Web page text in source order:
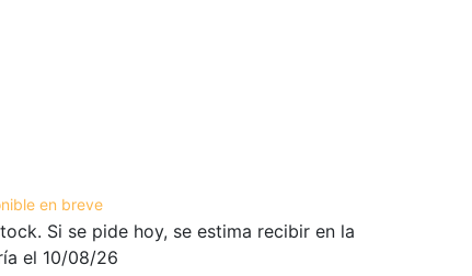
en breve
Si se pide hoy, se estima recibir en la
el 10/08/26